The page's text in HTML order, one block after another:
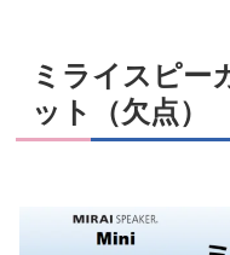
ミライスピー
ット（欠点）